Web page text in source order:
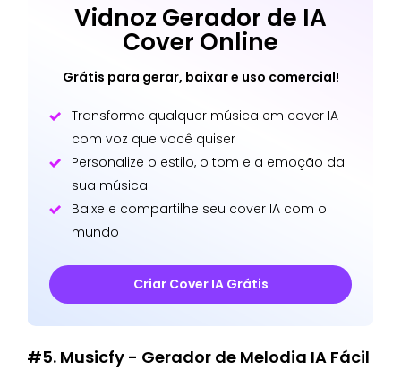
Vidnoz Gerador de IA
Cover Online
Grátis para gerar, baixar e uso comercial!
Transforme qualquer música em cover IA
com voz que você quiser
Personalize o estilo, o tom e a emoção da
sua música
Baixe e compartilhe seu cover IA com o
mundo
Criar Cover IA Grátis
#5. Musicfy - Gerador de Melodia IA Fácil